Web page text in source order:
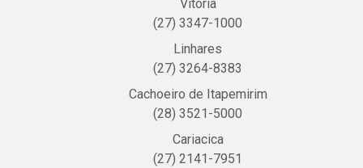
Vitória
(27) 3347-1000
Linhares
(27) 3264-8383
Cachoeiro de Itapemirim
(28) 3521-5000
Cariacica
(27) 2141-7951